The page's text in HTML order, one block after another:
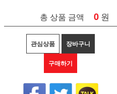
총 상품 금액 0 원
관심상품 장바구니
구매하기